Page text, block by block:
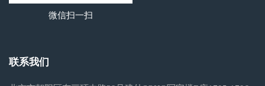
微信扫一扫
联系我们